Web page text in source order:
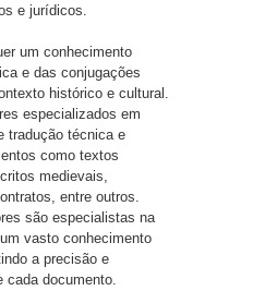
e jurídicos.
um conhecimento
e das conjugações
histórico e cultural.
especializados em
tradução técnica e
como textos
medievais,
entre outros.
são especialistas na
vasto conhecimento
a precisão e
cada documento.